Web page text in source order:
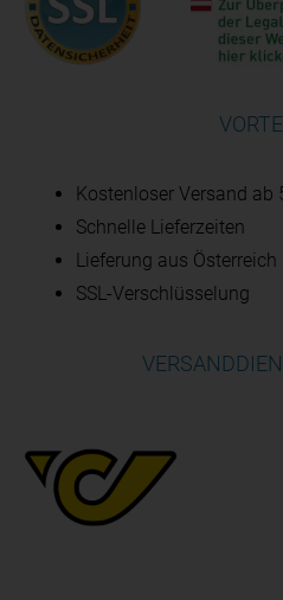
Kostenloser Versand ab
Schnelle Lieferzeiten
Lieferung aus Österreich
SSL-Verschlüsselung